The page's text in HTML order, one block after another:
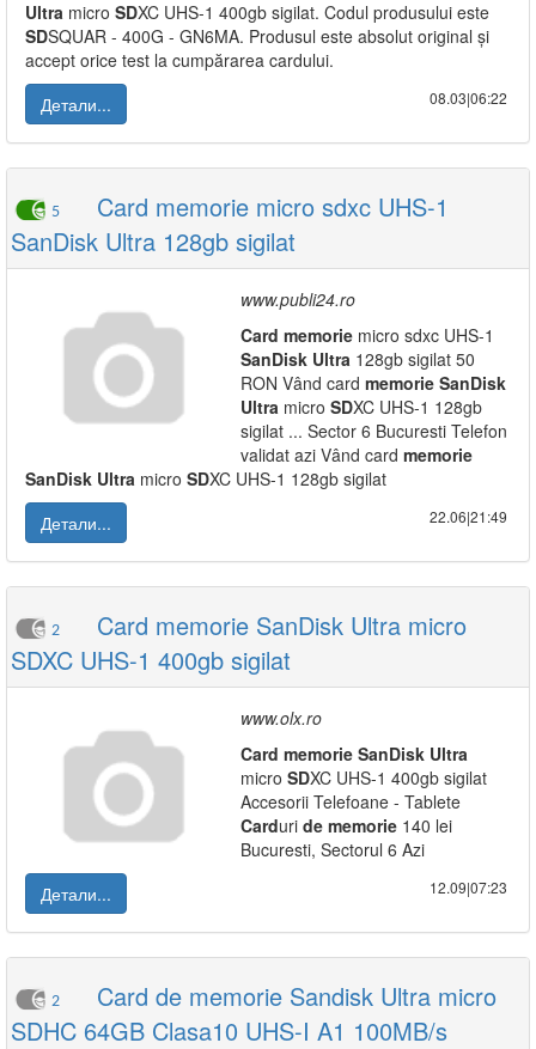
Ultra micro SDXC UHS-1 400gb sigilat. Codul produsului este
SDSQUAR - 400G - GN6MA. Produsul este absolut original și
accept orice test la cumpărarea cardului.
Детали...
08.03|06:22
5
Card memorie micro sdxc UHS-1
SanDisk Ultra 128gb sigilat
www.publi24.ro
Card memorie micro sdxc UHS-1
SanDisk Ultra 128gb sigilat 50
RON Vând card memorie SanDisk
Ultra micro SDXC UHS-1 128gb
sigilat ... Sector 6 Bucuresti Telefon
validat azi Vând card memorie
SanDisk Ultra micro SDXC UHS-1 128gb sigilat
Детали...
22.06|21:49
2
Card memorie SanDisk Ultra micro
SDXC UHS-1 400gb sigilat
www.olx.ro
Card memorie SanDisk Ultra
micro SDXC UHS-1 400gb sigilat
Accesorii Telefoane - Tablete
Carduri de memorie 140 lei
Bucuresti, Sectorul 6 Azi
Детали...
12.09|07:23
2
Card de memorie Sandisk Ultra micro
SDHC 64GB Clasa10 UHS-I A1 100MB/s